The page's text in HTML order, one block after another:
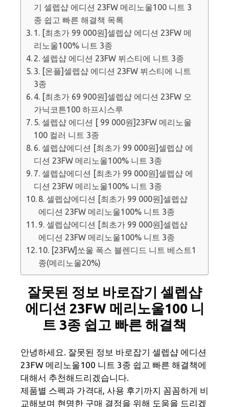
기 셀렙샵 에디션 23FW 메리노울100 니트 3
종 쉽고 빠른 해결책 목록
1. [최초가 99 000원]셀렙샵 에디션 23FW 메
리노울100% 니트 3종
2. 셀렙샵 에디션 23FW 뷔스티에 니트 3종
3. [온플]셀렙샵 에디션 23FW 뷔스티에 니트
3종
4. [최초가 69 900원]셀렙샵 에디션 23FW 오
가닉코튼100 하프시스루
5. 셀렙샵 에디션 [ 99 000원]23FW 메리노울
100 컬러 니트 3종
6. 셀렙샵에디션 [최초가 99 000원]셀렙샵 에
디션 23FW 메리노울100% 니트 3종
7. 셀렙샵에디션 [최초가 99 000원]셀렙샵 에
디션 23FW 메리노울100% 니트 3종
8. 셀렙샵에디션 [최초가 99 000원]셀렙샵
에디션 23FW 메리노울100% 니트 3종
9. 셀렙샵에디션 [최초가 99 000원]셀렙샵
에디션 23FW 메리노울100% 니트 3종
10. [23FW]쏘울 폭스 블렌디드 니트 베스트1
종(메리노울20%)
잘못된 정보 바로잡기 셀렙샵
에디션 23FW 메리노울100 니
트 3종 쉽고 빠른 해결책
안녕하세요. 잘못된 정보 바로잡기 셀렙샵 에디션
23FW 메리노울100 니트 3종 쉽고 빠른 해결책에
대해서 추천해드리겠습니다.
제품별 스펙과 가격대, 사용 후기까지 꼼꼼하게 비
교해보며 현명한 구매 결정을 위해 도움을 드리겠